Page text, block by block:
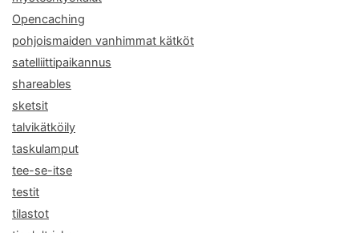
Opencaching
pohjoismaiden vanhimmat kätköt
satelliittipaikannus
shareables
sketsit
talvikätköily
taskulamput
tee-se-itse
testit
tilastot